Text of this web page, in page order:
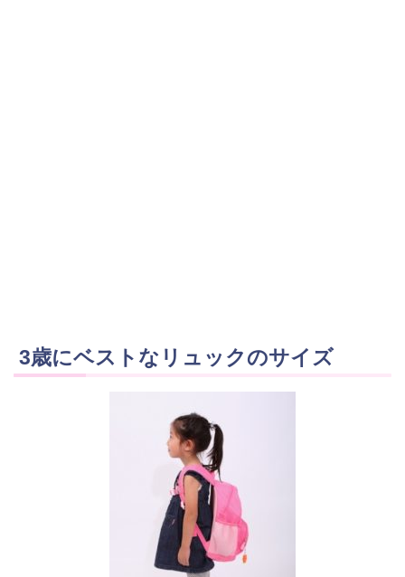
3歳にベストなリュックのサイズ